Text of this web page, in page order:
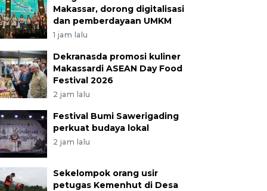
Makassar, dorong digitalisasi
dan pemberdayaan UMKM
1 jam lalu
Dekranasda promosi kuliner
Makassardi ASEAN Day Food
Festival 2026
2 jam lalu
Festival Bumi Sawerigading
perkuat budaya lokal
2 jam lalu
Sekelompok orang usir
petugas Kemenhut di Desa